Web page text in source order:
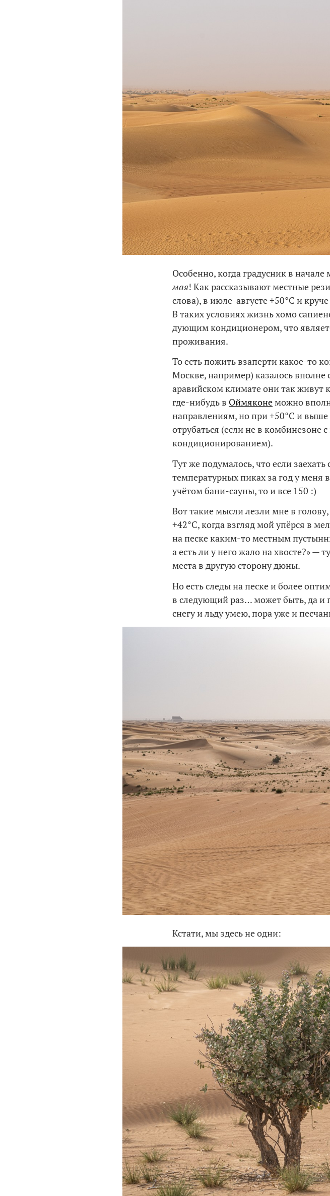
Особенно, когда градусник в
мая! Как рассказывают местные
слова), в июле-августе +50°C и
В таких условиях жизнь хомо
дующим кондиционером, что
проживания.
То есть пожить взаперти какое-то
Москве, например) казалось вполне
аравийском климате они так
где-нибудь в Оймяконеможно
направлениям, но при +50°C и
отрубаться (если не в комбинезоне
кондиционированием).
Тут же подумалось, что если
температурных пиках за год у меня
учётом бани-сауны, то и все 150 :)
Вот такие мысли лезли мне в
+42°C, когда взгляд мой упёрся в
на песке каким-то местным
а есть ли у него жало на хвосте?» —
места в другую сторону дюны.
Но есть следы на песке и более
в следующий раз… может быть, да и
снегу и льду умею, пора уже и
Кстати, мы здесь не одни: